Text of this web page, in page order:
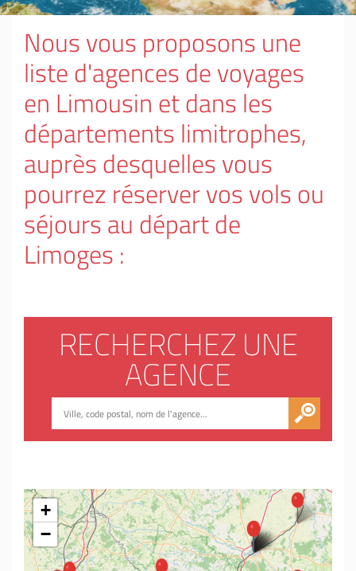
Nous vous proposons une
liste d'agences de voyages
en Limousin et dans les
départements limitrophes,
auprès desquelles vous
pourrez réserver vos vols ou
séjours au départ de
Limoges :
RECHERCHEZ UNE
AGENCE
+
−